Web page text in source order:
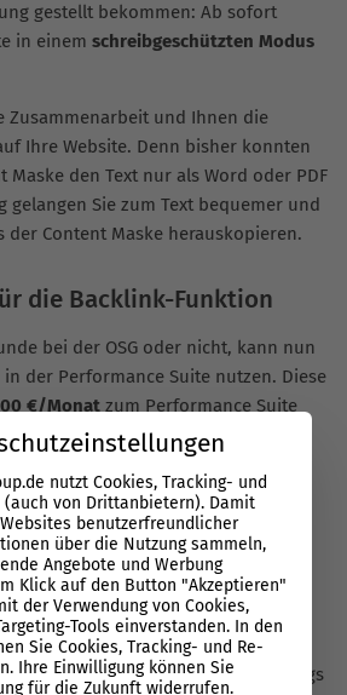
gestellt bekommen: Ab sofort
in einem schreibgeschützten Modus
Zusammenarbeit und Ihnen die
Ihre Website. Denn bisher konnten
Maske den Text nur als Word oder PDF
Sie zum Text bequemer und
Content Maske herauskopieren.
die Backlink-Funktion
bei der OSG oder nicht, kann nun
in der Performance Suite nutzen. Diese
€/Monat zum Performance Suite
Tool automatisiert Ihren Linkaufbau
und beschleunigt den gesamten
Backlinks erhalten in kürzerer Zeit
Aufwand.
Wettbewerbsvorteilen profitieren
im Hinblick auf Ihre Rankings
nutzt Cookies, Tracking- und
(auch von Drittanbietern). Damit
benutzerfreundlicher
über die Nutzung sammeln,
Angebote und Werbung
Klick auf den Button "Akzeptieren"
der Verwendung von Cookies,
Tools einverstanden. In den
Sie Cookies, Tracking- und Re-
Ihre Einwilligung können Sie
für die Zukunft widerrufen.